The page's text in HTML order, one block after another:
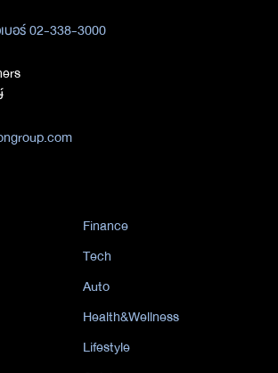
บอร์ 02-338-3000
Finance
Tech
Auto
Health&Wellness
Lifestyle